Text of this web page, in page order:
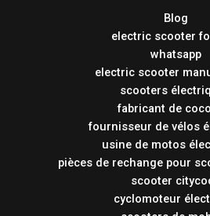
Blog
electric scooter
whatsapp
electric scooter
scooters
fabricant de
fournisseur de vélos
usine de motos
pièces de rechange pour
scooter
cyclomoteur